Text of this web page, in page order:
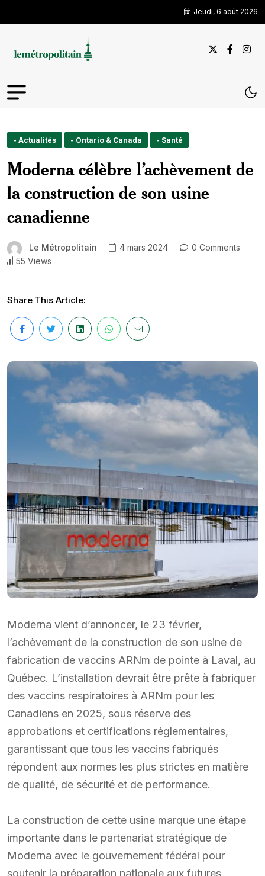
Jeudi, 6 août 2026
- Actualités - Ontario & Canada - Santé
Moderna célèbre l’achèvement de
la construction de son usine
canadienne
Le Métropolitain 4 mars 2024
0 Comments
55 Views
Share This Article:
Moderna vient d’annoncer, le 23 février,
l’achèvement de la construction de son usine de
fabrication de vaccins ARNm de pointe à Laval, au
Québec. L’installation devrait être prête à fabriquer
des vaccins respiratoires à ARNm pour les
Canadiens en 2025, sous réserve des
approbations et certifications réglementaires,
garantissant que tous les vaccins fabriqués
répondent aux normes les plus strictes en matière
de qualité, de sécurité et de performance.
La construction de cette usine marque une étape
importante dans le partenariat stratégique de
Moderna avec le gouvernement fédéral pour
soutenir la préparation nationale aux futures